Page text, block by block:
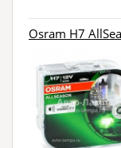
Osram H7